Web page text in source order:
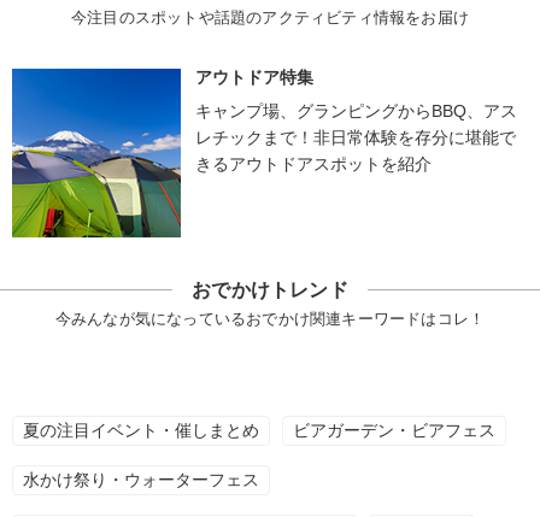
今注目のスポットや話題のアクティビティ情報をお届け
アウトドア特集
キャンプ場、グランピングからBBQ、アス
レチックまで！非日常体験を存分に堪能で
きるアウトドアスポットを紹介
おでかけトレンド
今みんなが気になっているおでかけ関連キーワードはコレ！
夏の注目イベント・催しまとめ ビアガーデン・ビアフェス
水かけ祭り・ウォーターフェス